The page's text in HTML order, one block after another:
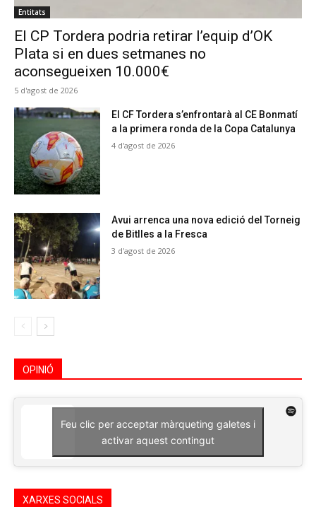
Entitats
El CP Tordera podria retirar l’equip d’OK
Plata si en dues setmanes no
aconsegueixen 10.000€
5 d'agost de 2026
El CF Tordera s’enfrontarà al CE Bonmatí
a la primera ronda de la Copa Catalunya
4 d'agost de 2026
Avui arrenca una nova edició del Torneig
de Bitlles a la Fresca
3 d'agost de 2026
OPINIÓ
Feu clic per acceptar màrqueting galetes i
activar aquest contingut
XARXES SOCIALS